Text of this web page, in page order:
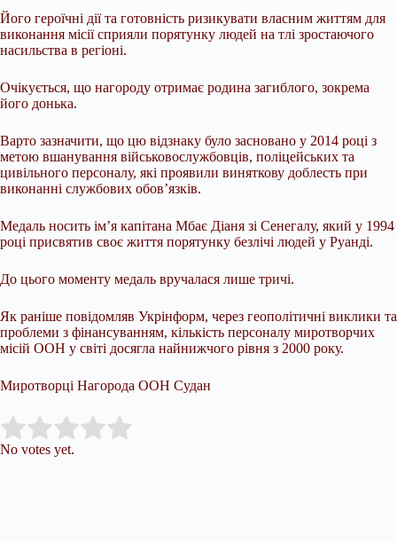
Його героїчні дії та готовність ризикувати власним життям для
виконання місії сприяли порятунку людей на тлі зростаючого
насильства в регіоні.
Очікується, що нагороду отримає родина загиблого, зокрема
його донька.
Варто зазначити, що цю відзнаку було засновано у 2014 році з
метою вшанування військовослужбовців, поліцейських та
цивільного персоналу, які проявили виняткову доблесть при
виконанні службових обов’язків.
Медаль носить ім’я капітана Мбає Діаня зі Сенегалу, який у 1994
році присвятив своє життя порятунку безлічі людей у Руанді.
До цього моменту медаль вручалася лише тричі.
Як раніше повідомляв Укрінформ, через геополітичні виклики та
проблеми з фінансуванням, кількість персоналу миротворчих
місій ООН у світі досягла найнижчого рівня з 2000 року.
Миротворці Нагорода ООН Судан
Rate this item:
No votes yet.